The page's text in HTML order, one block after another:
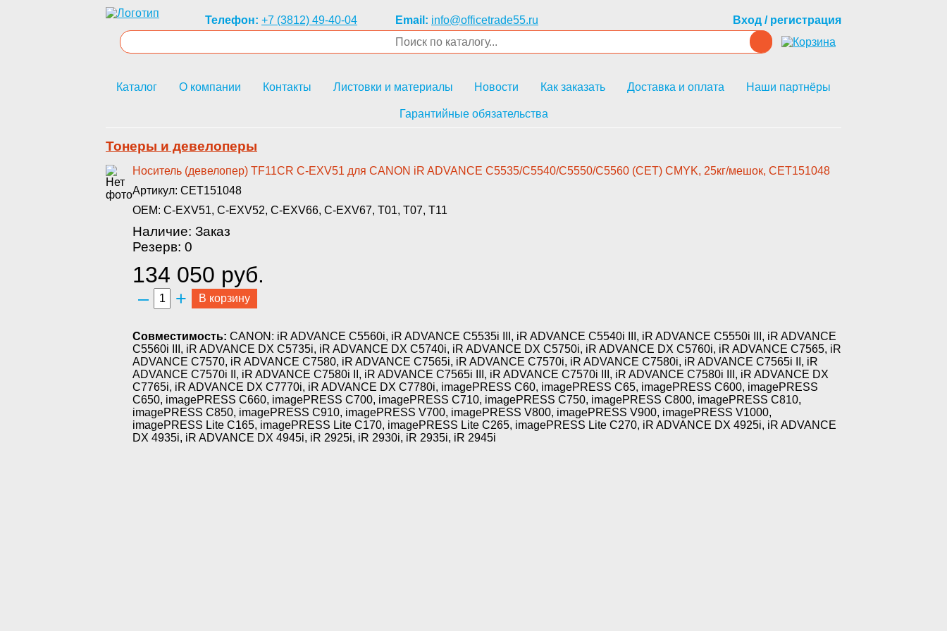
Телефон: +7 (3812) 49-40-04 Email: info@officetrade55.ru Вход / регистрация
Каталог О компании Контакты Листовки и материалы Новости Как заказать Доставка и оплата Наши партнёры
Гарантийные обязательства
Тонеры и девелоперы
Носитель (девелопер) TF1­1CR C-EXV51 для CANON iR ADVAN­CE C5535/C5540/C5550/C5560 (CE­T) CMYK, 25кг/мешок, CET151048­
Артикул: CET151048
OEM: C-EXV51, C-EXV52, C-EXV66, C-EXV67, T01, T07, T11
Наличие: Заказ
Резерв: 0
134 050 руб.
– + В корзину
Совместимость: CANON: iR ADVANCE C5560i, iR ADVANCE C5535i III, iR ADVANCE C5540i III, iR ADVANCE C5550i III, iR ADVANCE
C5560i III, iR ADVANCE DX C5735i, iR ADVANCE DX C5740i, iR ADVANCE DX C5750i, iR ADVANCE DX C5760i, iR ADVANCE C7565, iR
ADVANCE C7570, iR ADVANCE C7580, iR ADVANCE C7565i, iR ADVANCE C7570i, iR ADVANCE C7580i, iR ADVANCE C7565i II, iR
ADVANCE C7570i II, iR ADVANCE C7580i II, iR ADVANCE C7565i III, iR ADVANCE C7570i III, iR ADVANCE C7580i III, iR ADVANCE DX
C7765i, iR ADVANCE DX C7770i, iR ADVANCE DX C7780i, imagePRESS C60, imagePRESS C65, imagePRESS C600, imagePRESS
C650, imagePRESS C660, imagePRESS C700, imagePRESS C710, imagePRESS C750, imagePRESS C800, imagePRESS C810,
imagePRESS C850, imagePRESS C910, imagePRESS V700, imagePRESS V800, imagePRESS V900, imagePRESS V1000,
imagePRESS Lite C165, imagePRESS Lite C170, imagePRESS Lite C265, imagePRESS Lite C270, iR ADVANCE DX 4925i, iR ADVANCE
DX 4935i, iR ADVANCE DX 4945i, iR 2925i, iR 2930i, iR 2935i, iR 2945i